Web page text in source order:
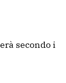
secondo i